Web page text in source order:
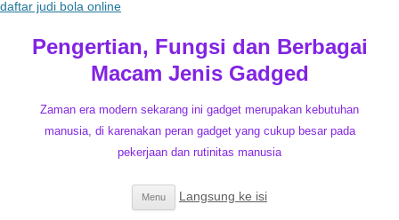
daftar judi bola online
Pengertian, Fungsi dan Berbagai
Macam Jenis Gadged
Zaman era modern sekarang ini gadget merupakan kebutuhan
manusia, di karenakan peran gadget yang cukup besar pada
pekerjaan dan rutinitas manusia
Menu Langsung ke isi